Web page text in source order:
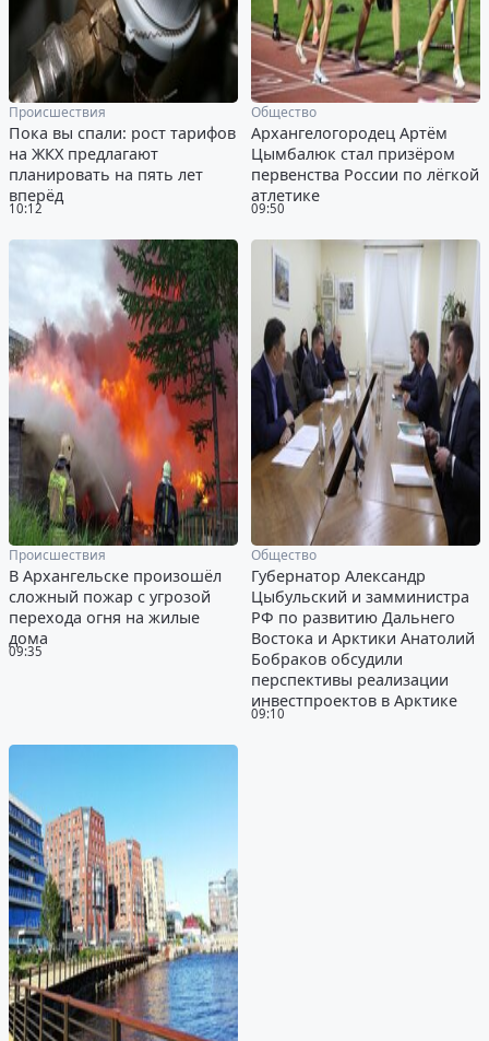
10:12
Происшествия
Пока вы спали: рост тарифов
на ЖКХ предлагают
планировать на пять лет
вперёд
09:50
Общество
Архангелогородец Артём
Цымбалюк стал призёром
первенства России по лёгкой
атлетике
09:35
Происшествия
В Архангельске произошёл
сложный пожар с угрозой
перехода огня на жилые
дома
09:10
Общество
Губернатор Александр
Цыбульский и замминистра
РФ по развитию Дальнего
Востока и Арктики Анатолий
Бобраков обсудили
перспективы реализации
инвестпроектов в Арктике